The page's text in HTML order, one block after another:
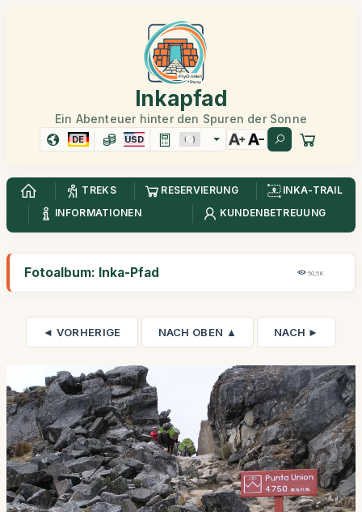
Inkapfad
Ein Abenteuer hinter den Spuren der Sonne
DE USD
TREKS RESERVIERUNG
INKA-TRAIL
INFORMATIONEN
KUNDENBETREUUNG
Fotoalbum: Inka-Pfad 50,5K
◄ VORHERIGE NACH OBEN ▲ NACH ►